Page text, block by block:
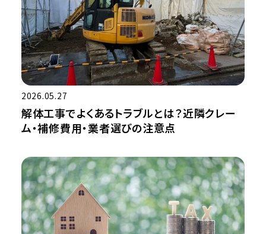
2026.05.27
解体工事でよくあるトラブルとは？近隣クレー
ム・補修費用・業者選びの注意点